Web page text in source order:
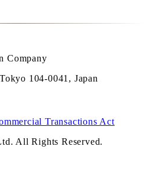
Company
104-0041, Japan
Transactions Act
All Rights Reserved.